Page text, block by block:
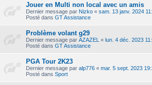
Jouer en Multi non local avec un amis
Dernier message par Nizko « sam. 13 janv. 2024
Posté dans GT Assistance
Problème volant g29
Dernier message par AZAZEL « lun. 4 déc. 2023
Posté dans GT Assistance
PGA Tour 2K23
Dernier message par alp776 « mar. 5 sept. 2023
Posté dans Sport